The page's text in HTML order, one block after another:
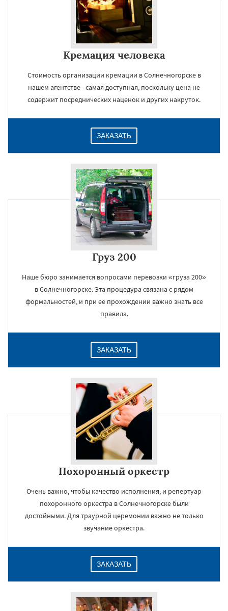
Кремация человека
Стоимость организации кремации в Солнечногорске в
нашем агентстве - самая доступная, поскольку цена не
содержит посреднических наценок и других накруток.
ЗАКАЗАТЬ
Груз 200
Наше бюро занимается вопросами перевозки «груза 200»
в Солнечногорске. Эта процедура связана с рядом
формальностей, и при ее прохождении важно знать все
правила.
ЗАКАЗАТЬ
Похоронный оркестр
Очень важно, чтобы качество исполнения, и репертуар
похоронного оркестра в Солнечногорске были
достойными. Для траурной церемонии важно не только
звучание оркестра.
ЗАКАЗАТЬ